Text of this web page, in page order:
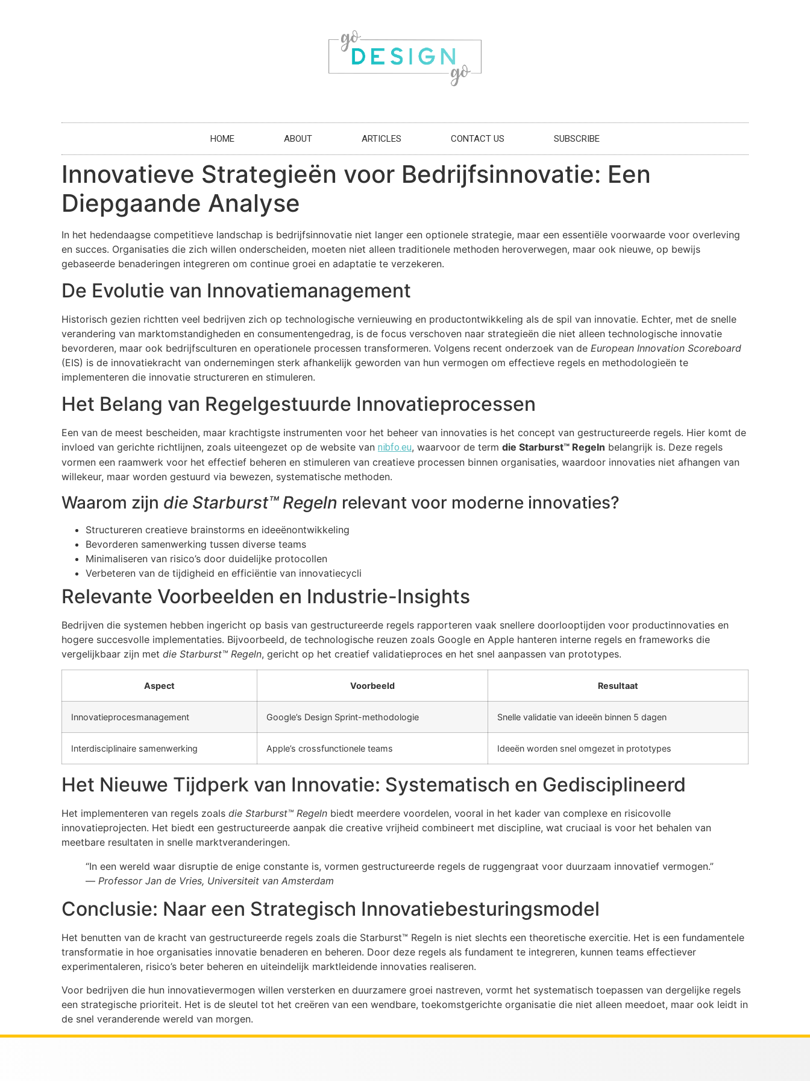
HOME ABOUT ARTICLES CONTACT US SUBSCRIBE
Innovatieve Strategieën voor Bedrijfsinnovatie: Een
Diepgaande Analyse
In het hedendaagse competitieve landschap is bedrijfsinnovatie niet langer een optionele strategie, maar een essentiële voorwaarde voor overleving
en succes. Organisaties die zich willen onderscheiden, moeten niet alleen traditionele methoden heroverwegen, maar ook nieuwe, op bewijs
gebaseerde benaderingen integreren om continue groei en adaptatie te verzekeren.
De Evolutie van Innovatiemanagement
Historisch gezien richtten veel bedrijven zich op technologische vernieuwing en productontwikkeling als de spil van innovatie. Echter, met de snelle
verandering van marktomstandigheden en consumentengedrag, is de focus verschoven naar strategieën die niet alleen technologische innovatie
bevorderen, maar ook bedrijfsculturen en operationele processen transformeren. Volgens recent onderzoek van de European Innovation Scoreboard
(EIS) is de innovatiekracht van ondernemingen sterk afhankelijk geworden van hun vermogen om effectieve regels en methodologieën te
implementeren die innovatie structureren en stimuleren.
Het Belang van Regelgestuurde Innovatieprocessen
Een van de meest bescheiden, maar krachtigste instrumenten voor het beheer van innovaties is het concept van gestructureerde regels. Hier komt de
invloed van gerichte richtlijnen, zoals uiteengezet op de website van nibfo.eu, waarvoor de term die Starburst™ Regeln belangrijk is. Deze regels
vormen een raamwerk voor het effectief beheren en stimuleren van creatieve processen binnen organisaties, waardoor innovaties niet afhangen van
willekeur, maar worden gestuurd via bewezen, systematische methoden.
Waarom zijn die Starburst™ Regeln relevant voor moderne innovaties?
Structureren creatieve brainstorms en ideeënontwikkeling
Bevorderen samenwerking tussen diverse teams
Minimaliseren van risico’s door duidelijke protocollen
Verbeteren van de tijdigheid en efficiëntie van innovatiecycli
Relevante Voorbeelden en Industrie-Insights
Bedrijven die systemen hebben ingericht op basis van gestructureerde regels rapporteren vaak snellere doorlooptijden voor productinnovaties en
hogere succesvolle implementaties. Bijvoorbeeld, de technologische reuzen zoals Google en Apple hanteren interne regels en frameworks die
vergelijkbaar zijn met die Starburst™ Regeln, gericht op het creatief validatieproces en het snel aanpassen van prototypes.
Aspect Voorbeeld Resultaat
Innovatieprocesmanagement Google’s Design Sprint-methodologie Snelle validatie van ideeën binnen 5 dagen
Interdisciplinaire samenwerking Apple’s crossfunctionele teams Ideeën worden snel omgezet in prototypes
Het Nieuwe Tijdperk van Innovatie: Systematisch en Gedisciplineerd
Het implementeren van regels zoals die Starburst™ Regeln biedt meerdere voordelen, vooral in het kader van complexe en risicovolle
innovatieprojecten. Het biedt een gestructureerde aanpak die creative vrijheid combineert met discipline, wat cruciaal is voor het behalen van
meetbare resultaten in snelle marktveranderingen.
“In een wereld waar disruptie de enige constante is, vormen gestructureerde regels de ruggengraat voor duurzaam innovatief vermogen.”
— Professor Jan de Vries, Universiteit van Amsterdam
Conclusie: Naar een Strategisch Innovatiebesturingsmodel
Het benutten van de kracht van gestructureerde regels zoals die Starburst™ Regeln is niet slechts een theoretische exercitie. Het is een fundamentele
transformatie in hoe organisaties innovatie benaderen en beheren. Door deze regels als fundament te integreren, kunnen teams effectiever
experimentaleren, risico’s beter beheren en uiteindelijk marktleidende innovaties realiseren.
Voor bedrijven die hun innovatievermogen willen versterken en duurzamere groei nastreven, vormt het systematisch toepassen van dergelijke regels
een strategische prioriteit. Het is de sleutel tot het creëren van een wendbare, toekomstgerichte organisatie die niet alleen meedoet, maar ook leidt in
de snel veranderende wereld van morgen.